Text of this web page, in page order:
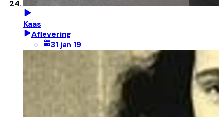
Kaas
Aflevering
31 jan 19